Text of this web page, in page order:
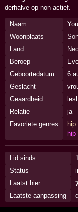
derhalve op non-actief.
Naam
Woonplaats
Land
Beroep
Geboortedatum
6
Geslacht
Geaardheid
Relatie
ja
Favoriete genres
hip
Lid sinds
Status
Laatst hier
Laatste aanpassing